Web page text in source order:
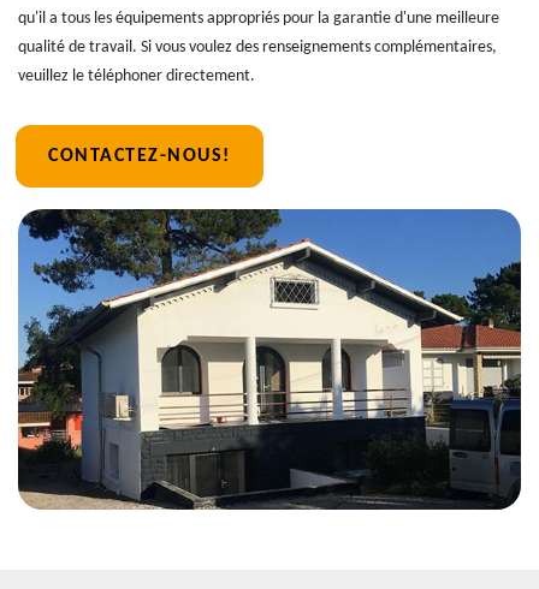
qu'il a tous les équipements appropriés pour la garantie d'une meilleure
qualité de travail. Si vous voulez des renseignements complémentaires,
veuillez le téléphoner directement.
CONTACTEZ-NOUS!